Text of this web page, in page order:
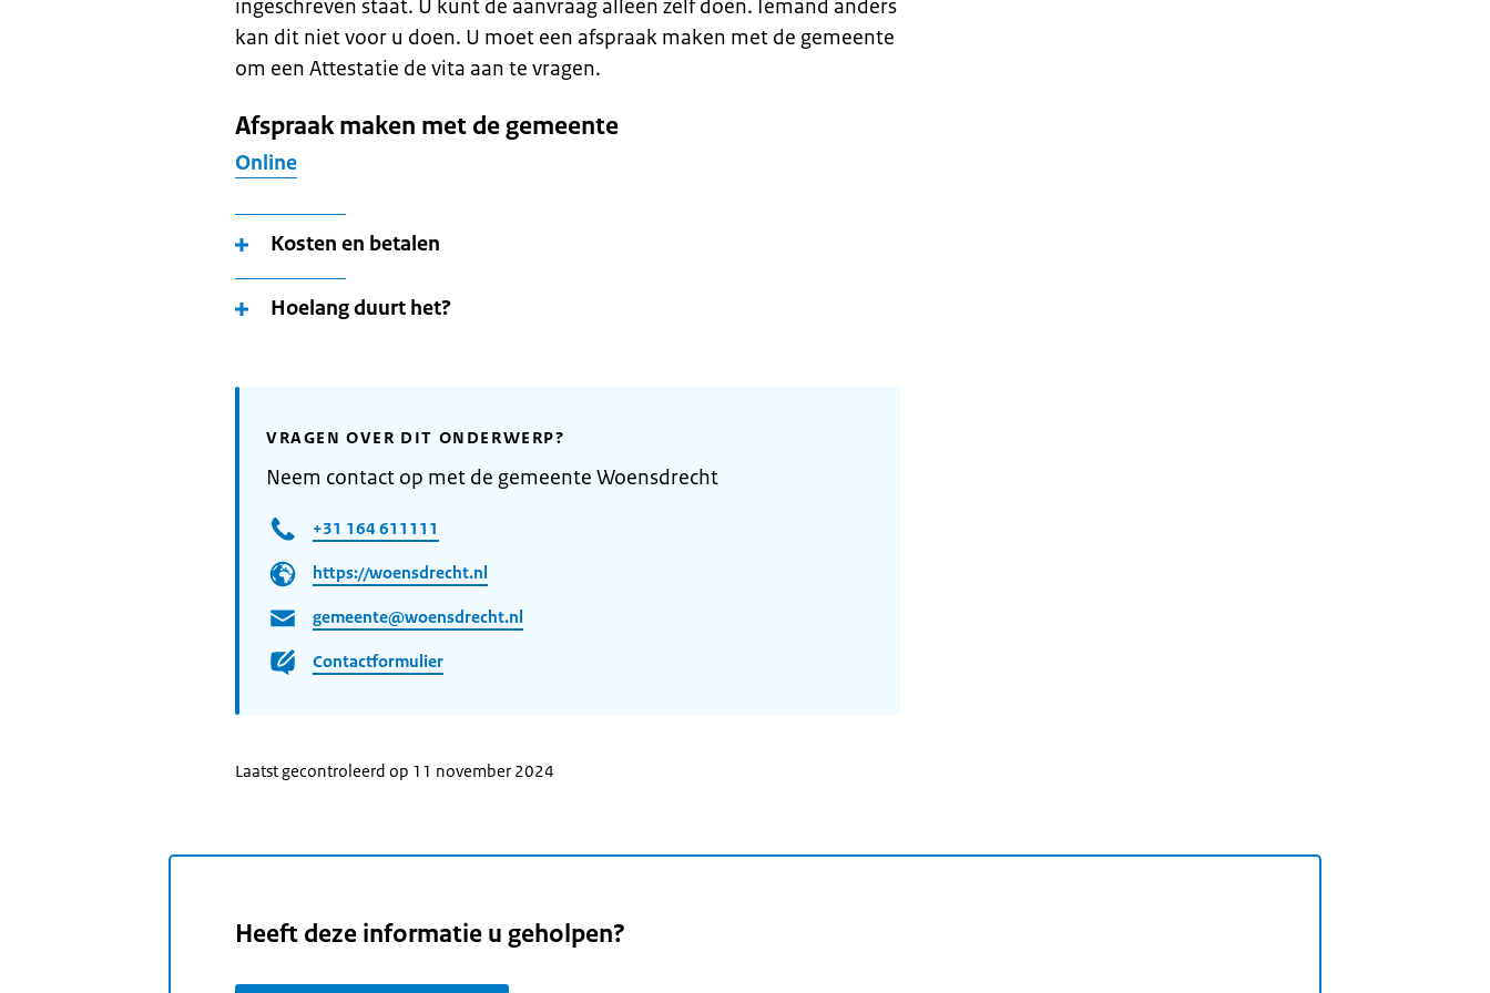
ingeschreven staat. U kunt de aanvraag alleen zelf doen. Iemand anders
kan dit niet voor u doen. U moet een afspraak maken met de gemeente
om een Attestatie de vita aan te vragen.
Afspraak maken met de gemeente
Online
Kosten en betalen
Hoelang duurt het?
VRAGEN OVER DIT ONDERWERP?
Neem contact op met de gemeente Woensdrecht
+31 164 611111
https://woensdrecht.nl
gemeente@woensdrecht.nl
Contactformulier
Laatst gecontroleerd op 11 november 2024
Heeft deze informatie u geholpen?